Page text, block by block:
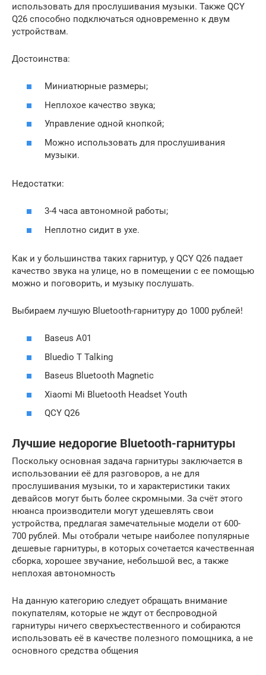
использовать для прослушивания музыки. Также QCY
Q26 способно подключаться одновременно к двум
устройствам.
Достоинства:
Миниатюрные размеры;
Неплохое качество звука;
Управление одной кнопкой;
Можно использовать для прослушивания
музыки.
Недостатки:
3-4 часа автономной работы;
Неплотно сидит в ухе.
Как и у большинства таких гарнитур, у QCY Q26 падает
качество звука на улице, но в помещении с ее помощью
можно и поговорить, и музыку послушать.
Выбираем лучшую Bluetooth-гарнитуру до 1000 рублей!
Baseus A01
Bluedio T Talking
Baseus Bluetooth Magnetic
Xiaomi Mi Bluetooth Headset Youth
QCY Q26
Лучшие недорогие Bluetooth-гарнитуры
Поскольку основная задача гарнитуры заключается в
использовании её для разговоров, а не для
прослушивания музыки, то и характеристики таких
девайсов могут быть более скромными. За счёт этого
нюанса производители могут удешевлять свои
устройства, предлагая замечательные модели от 600-
700 рублей. Мы отобрали четыре наиболее популярные
дешевые гарнитуры, в которых сочетается качественная
сборка, хорошее звучание, небольшой вес, а также
неплохая автономность
На данную категорию следует обращать внимание
покупателям, которые не ждут от беспроводной
гарнитуры ничего сверхъестественного и собираются
использовать её в качестве полезного помощника, а не
основного средства общения